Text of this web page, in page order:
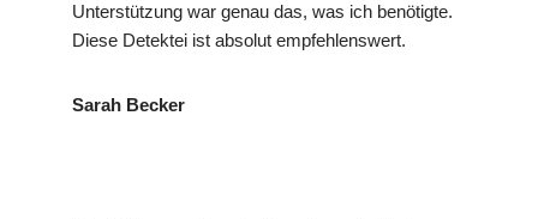
Unterstützung war genau das, was ich benötigte.
Diese Detektei ist absolut empfehlenswert.
Sarah Becker